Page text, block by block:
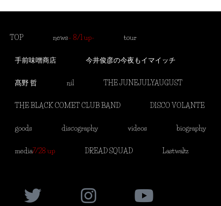
TOP news– 8/1 up- tour
手前味噌商店 今井俊彦の今夜もイマイッチ
髙野 哲 nil THE JUNEJULYAUGUST
THE BLACK COMET CLUB BAND DISCO VOLANTE
goods discography videos biography
media7/28 up DREAD SQUAD Lastwaltz